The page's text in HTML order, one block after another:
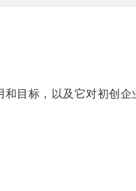
目标，以及它对初创企